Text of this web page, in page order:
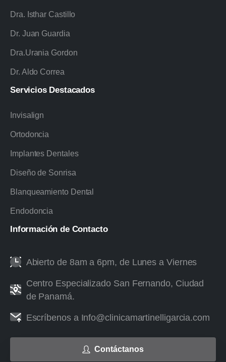
Dra. Isthar Castillo
Dr. Juan Guardia
Dra.Urania Gordon
Dr. Aldo Correa
Servicios Destacados
Invisalign
Ortodoncia
Implantes Dentales
Diseño de Sonrisa
Blanqueamiento Dental
Endodoncia
Información de Contacto
Abierto de 8am a 6pm, de Lunes a Viernes
Centro Especializado San Fernando, Ciudad
de Panamá.
Escríbenos a Info@clinicamartinelligarcia.com
Contáctanos